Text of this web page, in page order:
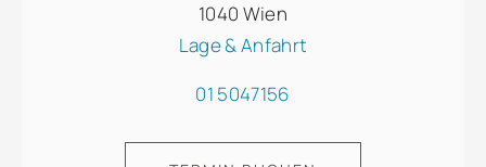
1040 Wien
Lage & Anfahrt
01 5047156